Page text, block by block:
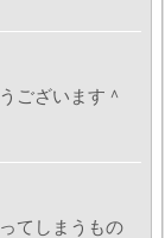
ございます＾
てしまうもの